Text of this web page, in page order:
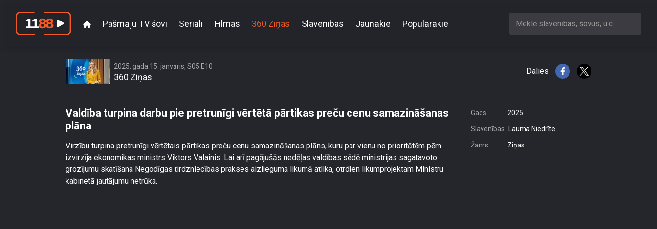
Pašmāju TV šovi Seriāli Filmas 360 Ziņas Slavenības Jaunākie Populārākie Meklē slavenības, šovus, u.c.
2025. gada 15. janvāris, S05 E10
360 Ziņas
Dalies
Valdība turpina darbu pie pretrunīgi vērtētā pārtikas preču cenu samazināšanas
plāna
Virzību turpina pretrunīgi vērtētais pārtikas preču cenu samazināšanas plāns, kuru par vienu no prioritātēm pērn
izvirzīja ekonomikas ministrs Viktors Valainis. Lai arī pagājušās nedēļas valdības sēdē ministrijas sagatavoto
grozījumu skatīšana Negodīgas tirdzniecības prakses aizlieguma likumā atlika, otrdien likumprojektam Ministru
kabinetā jautājumu netrūka.
Gads 2025
Slavenības Lauma Niedrīte
Žanrs Ziņas